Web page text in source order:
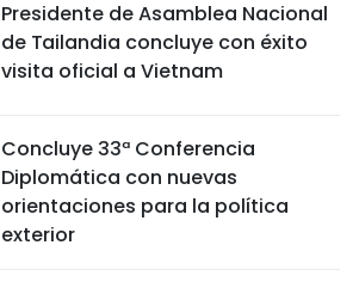
Presidente de Asamblea Nacional
de Tailandia concluye con éxito
visita oficial a Vietnam
Concluye 33ª Conferencia
Diplomática con nuevas
orientaciones para la política
exterior